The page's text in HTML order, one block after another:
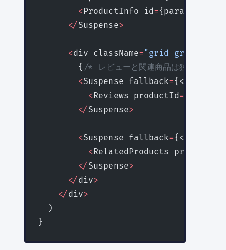
        <
ProductInfo id= {params.id}
      </
Suspense>
      <
div className= "grid grid-cols-
        {
/* レビューと関連商品は独立して
        <
Suspense fallback= {<Skeleton
          <
Reviews productId=
        </
Suspense>
        <
Suspense fallback= {<Skeleton
          <
RelatedProducts productId
        </
Suspense>
      </
div>
    </
div>
  )
}